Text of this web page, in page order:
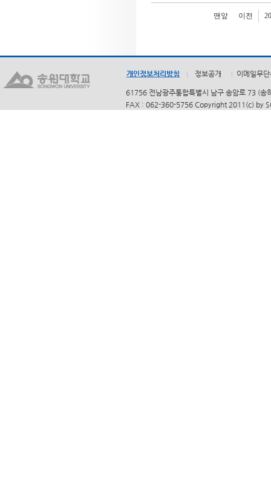
맨앞 이전
개인정보처리방침 정보공개 이메일무
61756 전남광주통합특별시 남구 송암로 73 (
FAX : 062-360-5756 Copyright 2011(c) by